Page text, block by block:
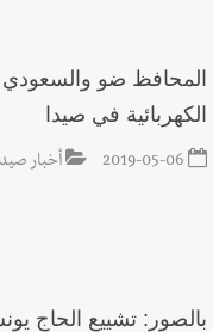
المحافظ ضو
الكهربائية في صيدا
2019-05-06 أخبار
بالصور: تشييع الحاج